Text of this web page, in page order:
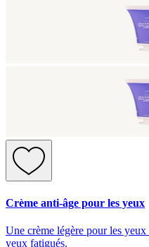
Crème anti-âge pour les yeux
Une crème légère pour les
yeux fatigués.